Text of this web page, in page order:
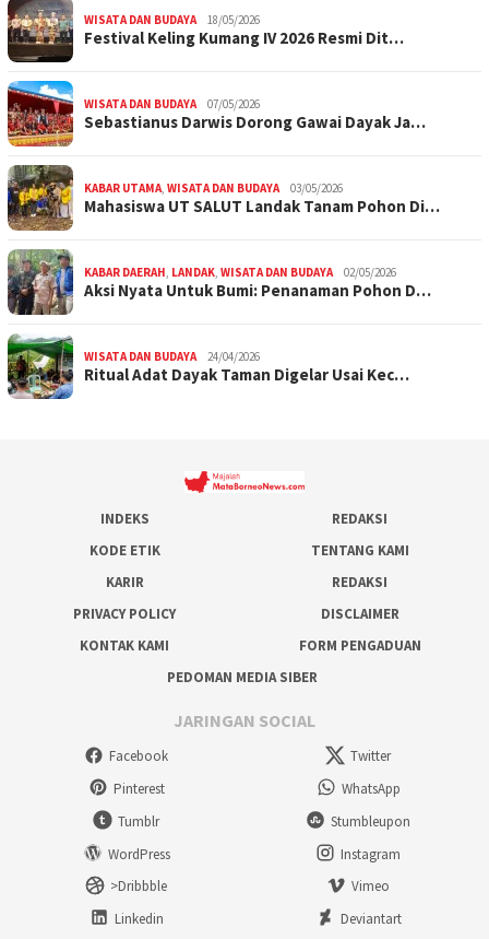
WISATA DAN BUDAYA 18/05/2026
Festival Keling Kumang IV 2026 Resmi Dit…
WISATA DAN BUDAYA 07/05/2026
Sebastianus Darwis Dorong Gawai Dayak Ja…
KABAR UTAMA, WISATA DAN BUDAYA 03/05/2026
Mahasiswa UT SALUT Landak Tanam Pohon Di…
KABAR DAERAH, LANDAK, WISATA DAN BUDAYA 02/05/2026
Aksi Nyata Untuk Bumi: Penanaman Pohon D…
WISATA DAN BUDAYA 24/04/2026
Ritual Adat Dayak Taman Digelar Usai Kec…
INDEKS
REDAKSI
KODE ETIK
TENTANG KAMI
KARIR
REDAKSI
PRIVACY POLICY
DISCLAIMER
KONTAK KAMI
FORM PENGADUAN
PEDOMAN MEDIA SIBER
JARINGAN SOCIAL
Facebook
Twitter
Pinterest
WhatsApp
Tumblr
Stumbleupon
WordPress
Instagram
>Dribbble
Vimeo
Linkedin
Deviantart